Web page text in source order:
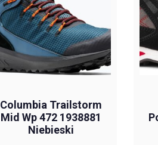
Columbia Trailstorm
Mid Wp 472 1938881
Niebieski